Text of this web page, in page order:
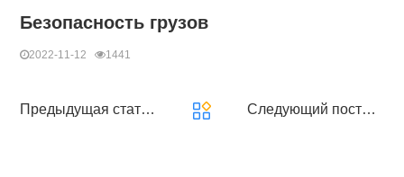
Безопасность грузов
2022-11-12 1441
Предыдущая статья： Фиксированная цена Следующий пост：